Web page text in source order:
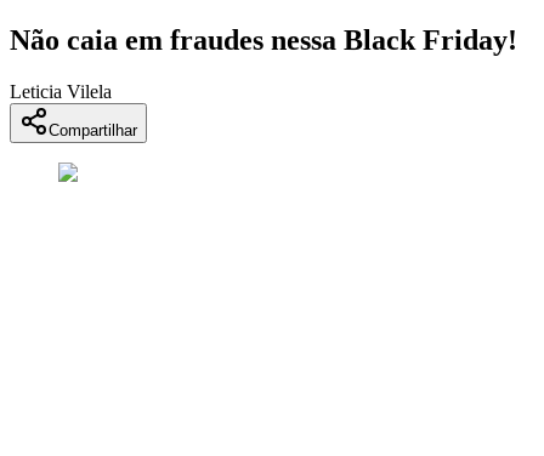
Não caia em fraudes nessa Black Friday!
Leticia Vilela
Compartilhar